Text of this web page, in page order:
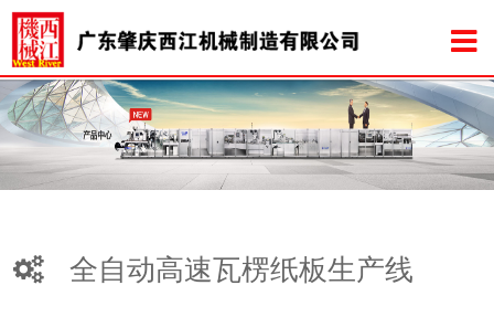
全自动高速瓦楞纸板生产线